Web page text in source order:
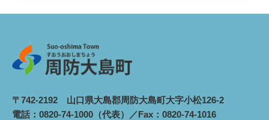
〒742-2192 山口県大島郡周防大島町大字小松126-2
電話：0820-74-1000（代表）／Fax：0820-74-1016